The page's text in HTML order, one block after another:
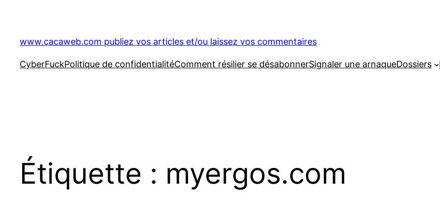
contenu
www.cacaweb.com publiez vos articles et/ou laissez vos commentaires
CyberFuckPolitique de confidentialitéComment résilier se désabonnerSignaler une arnaqueDossiers
Étiquette : myergos.com